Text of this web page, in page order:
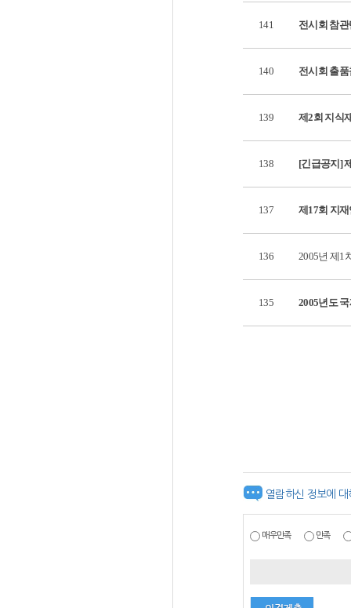
141 전시회 참
140 전시회 출
139 제2회 지식
138 [긴급공지]
137 제17회 지
136 2005년 제1
135 2005년도
열람하신 정보에
매우만족 만족